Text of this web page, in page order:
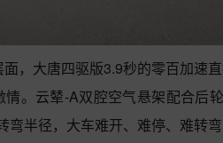
面，大唐四驱版3.9秒的零百加速
情。云辇-A双腔空气悬架配合后
弯半径，大车难开、难停、难转